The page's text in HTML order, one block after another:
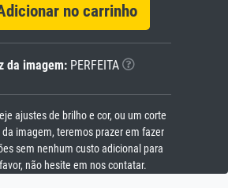
no carrinho
da imagem: PERFEITA
ajustes de brilho e cor, ou um corte
imagem, teremos prazer em fazer
sem nenhum custo adicional para
não hesite em nos contatar.